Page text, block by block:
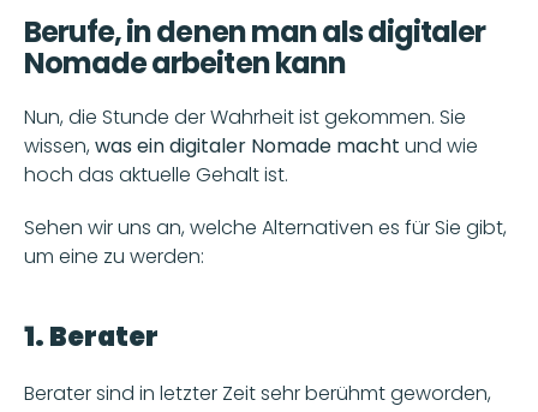
Berufe, in denen man als digitaler
Nomade arbeiten kann
Nun, die Stunde der Wahrheit ist gekommen. Sie
wissen, was ein digitaler Nomade macht und wie
hoch das aktuelle Gehalt ist.
Sehen wir uns an, welche Alternativen es für Sie gibt,
um eine zu werden:
1. Berater
Berater sind in letzter Zeit sehr berühmt geworden,